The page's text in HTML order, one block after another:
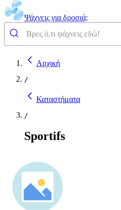
Ψάχνεις για δροσιά;
Αρχική
/
Καταστήματα
/
Sportifs